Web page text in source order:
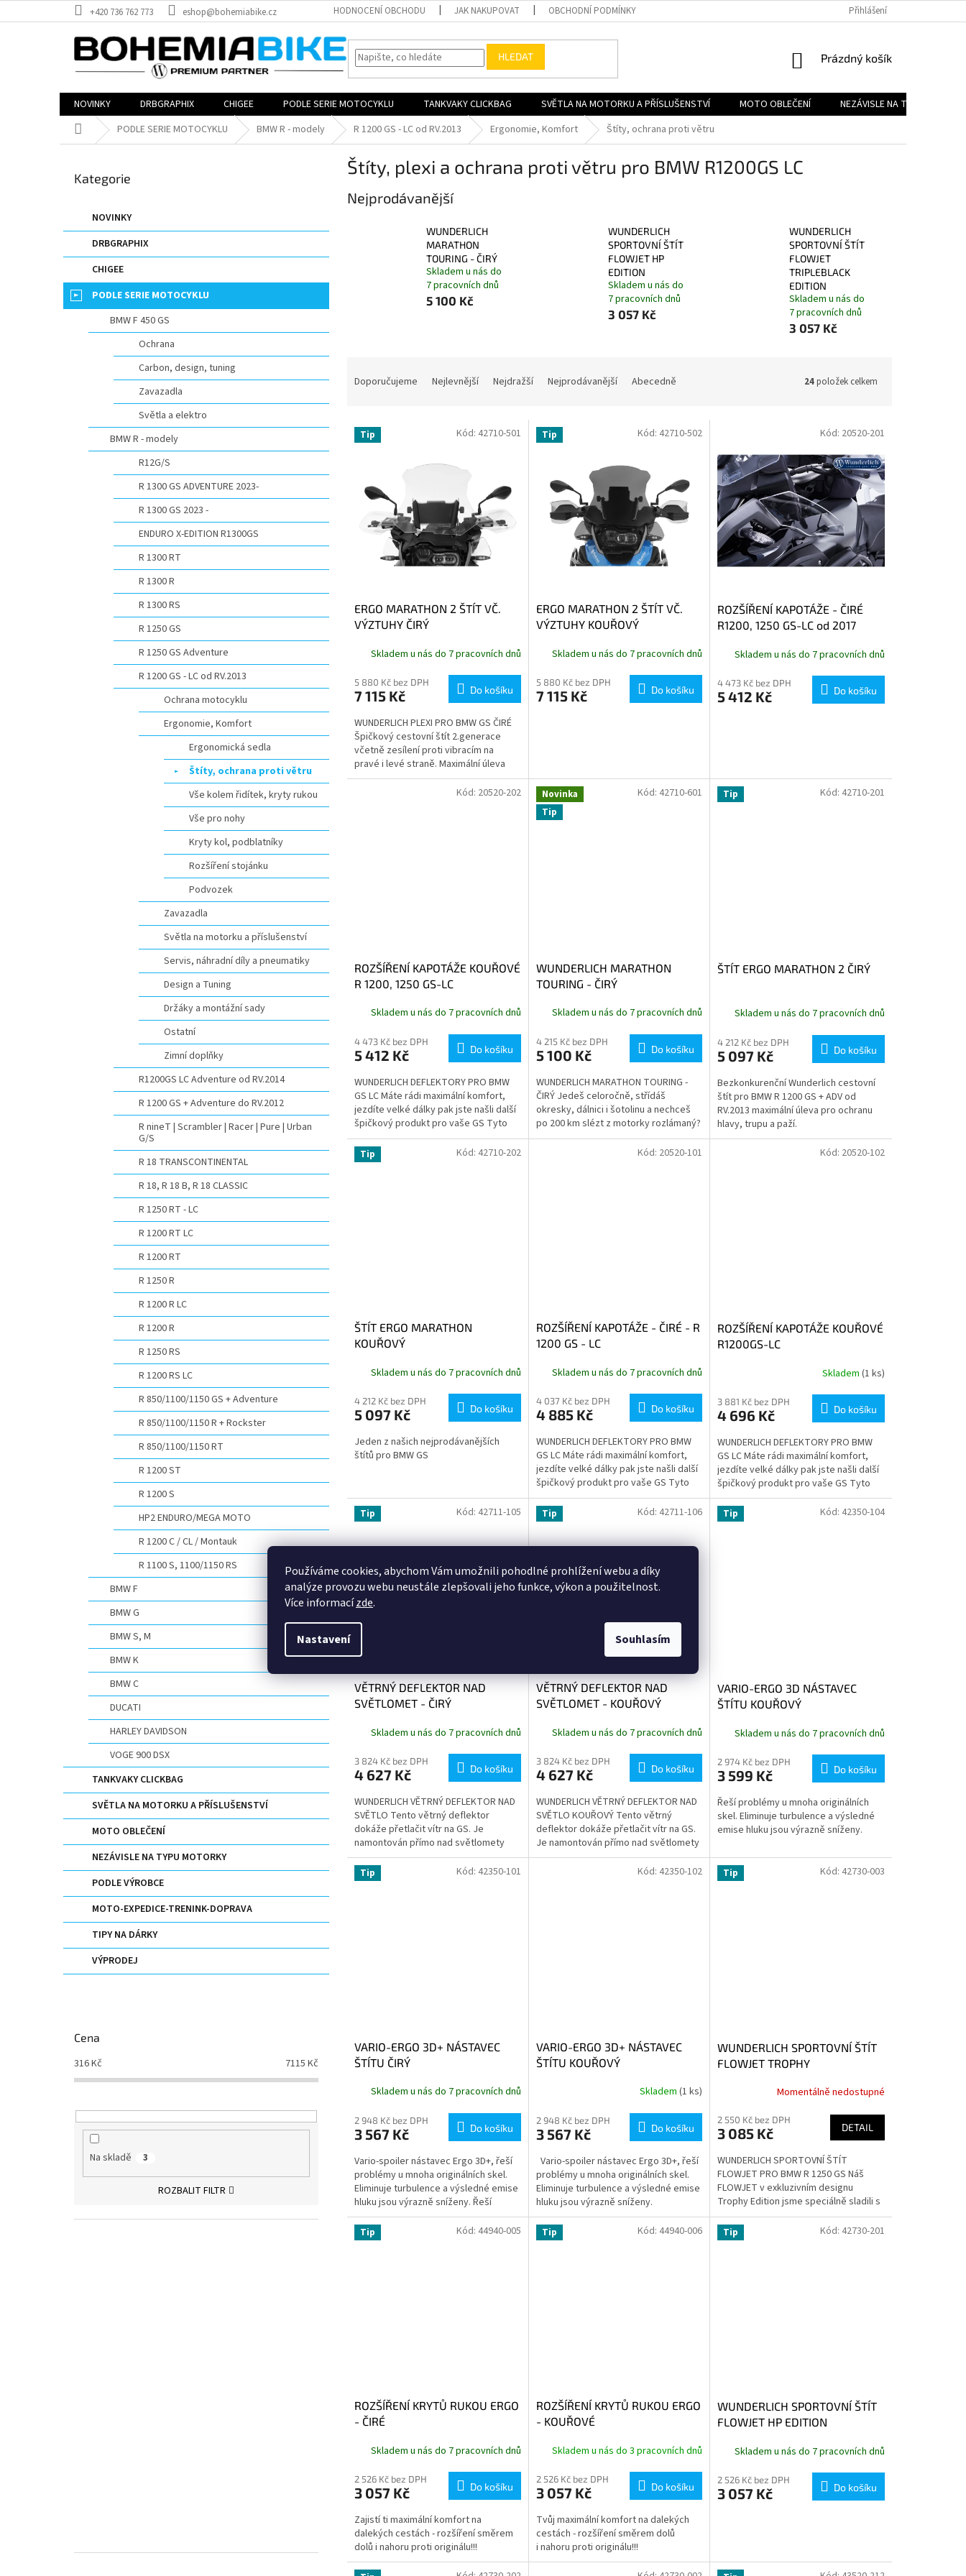
Používáme cookies, abychom Vám umožnili pohodlné prohlížení webu a díky
analýze provozu webu neustále zlepšovali jeho funkce, výkon a použitelnost.
Více informacízde.
Nastavení Souhlasím
na
+420 736 762 773 eshop@bohemiabike.cz HODNOCENÍ OBCHODU JAK NAKUPOVAT OBCHODNÍ PODMÍNKY REKLAMAČNÍ ŘÁD
Přihlášení
HLEDAT
NÁKUPNÍ
Prázdný košík
NOVINKY DRBGRAPHIX CHIGEE PODLE SERIE MOTOCYKLU TANKVAKY CLICKBAG SVĚTLA NA MOTORKU A PŘÍSLUŠENSTVÍ MOTO OBLEČENÍ
NEZÁVISLE NA TYPU
Domů PODLE SERIE MOTOCYKLU BMW R - modely R 1200 GS - LC od RV.2013 Ergonomie, Komfort Štíty, ochrana proti větru
a
n
a
Přeskočit
Kategorie
NOVINKY
DRBGRAPHIX
CHIGEE
PODLE SERIE MOTOCYKLU
BMW F 450 GS
Ochrana
Carbon, design, tuning
Zavazadla
Světla a elektro
BMW R - modely
R12G/S
R 1300 GS ADVENTURE 2023-
R 1300 GS 2023 -
ENDURO X-EDITION R1300GS
R 1300 RT
R 1300 R
R 1300 RS
R 1250 GS
R 1250 GS Adventure
R 1200 GS - LC od RV.2013
Ochrana motocyklu
Ergonomie, Komfort
Ergonomická sedla
Štíty, ochrana proti větru
Vše kolem řidítek, kryty rukou
Vše pro nohy
Kryty kol, podblatníky
Rozšíření stojánku
Podvozek
Zavazadla
Světla na motorku a příslušenství
Servis, náhradní díly a pneumatiky
Design a Tuning
Držáky a montážní sady
Ostatní
Zimní doplňky
R1200GS LC Adventure od RV.2014
R 1200 GS + Adventure do RV.2012
R nineT | Scrambler | Racer | Pure | Urban
G/S
R 18 TRANSCONTINENTAL
R 18, R 18 B, R 18 CLASSIC
R 1250 RT - LC
R 1200 RT LC
R 1200 RT
R 1250 R
R 1200 R LC
R 1200 R
R 1250 RS
R 1200 RS LC
R 850/1100/1150 GS + Adventure
R 850/1100/1150 R + Rockster
R 850/1100/1150 RT
R 1200 ST
R 1200 S
HP2 ENDURO/MEGA MOTO
R 1200 C / CL / Montauk
R 1100 S, 1100/1150 RS
BMW F
BMW G
BMW S, M
BMW K
BMW C
DUCATI
HARLEY DAVIDSON
VOGE 900 DSX
TANKVAKY CLICKBAG
SVĚTLA NA MOTORKU A PŘÍSLUŠENSTVÍ
MOTO OBLEČENÍ
NEZÁVISLE NA TYPU MOTORKY
PODLE VÝROBCE
MOTO-EXPEDICE-TRENINK-DOPRAVA
TIPY NA DÁRKY
VÝPRODEJ
Cena
316Kč 7115 Kč
Na skladě 3
ROZBALIT FILTR
Štíty, plexi a ochrana proti větru pro BMW R1200GS LC
Nejprodávanější
WUNDERLICH
MARATHON
TOURING - ČIRÝ
Skladem u nás do
7 pracovních dnů
5 100 Kč
WUNDERLICH
SPORTOVNÍ ŠTÍT
FLOWJET HP
EDITION
Skladem u nás do
7 pracovních dnů
3 057 Kč
WUNDERLICH
SPORTOVNÍ ŠTÍT
FLOWJET
TRIPLEBLACK
EDITION
Skladem u nás do
7 pracovních dnů
3 057 Kč
n
Doporučujeme Nejlevnější Nejdražší Nejprodávanější Abecedně 24položek celkem
V Tip
ERGO MARATHON 2 ŠTÍT VČ.
VÝZTUHY ČIRÝ
Skladem u nás do 7 pracovních dnů
5 880 Kč bez DPH
7 115 Kč Do košíku
WUNDERLICH PLEXI PRO BMW GS ČIRÉ
Špičkový cestovní štít 2.generace
včetně zesílení proti vibracím na
pravé i levé straně. Maximální úleva
pro ochranu hlavy, trupu...
Kód: 42710-501 Tip
ERGO MARATHON 2 ŠTÍT VČ.
VÝZTUHY KOUŘOVÝ
Skladem u nás do 7 pracovních dnů
5 880 Kč bez DPH
7 115 Kč Do košíku
Kód: 42710-502
ROZŠÍŘENÍ KAPOTÁŽE - ČIRÉ
R1200, 1250 GS-LC od 2017
Skladem u nás do 7 pracovních dnů
4 473 Kč bez DPH
5 412 Kč Do košíku
Kód: 20520-201
ROZŠÍŘENÍ KAPOTÁŽE KOUŘOVÉ
R 1200, 1250 GS-LC
Skladem u nás do 7 pracovních dnů
4 473 Kč bez DPH
5 412 Kč Do košíku
WUNDERLICH DEFLEKTORY PRO BMW
GS LC Máte rádi maximální komfort,
jezdíte velké dálky pak jste našli další
špičkový produkt pro vaše GS Tyto
větrolamy pro R 1200 GS LC jsou...
Kód: 20520-202
Novinka
Tip
WUNDERLICH MARATHON
TOURING - ČIRÝ
Skladem u nás do 7 pracovních dnů
4 215 Kč bez DPH
5 100 Kč Do košíku
WUNDERLICH MARATHON TOURING -
ČIRÝ Jedeš celoročně, střídáš
okresky, dálnici i šotolinu a nechceš
po 200 km slézt z motorky rozlámaný?
Přesně pro tohle vzniklo Wunderlich...
Kód: 42710-601 Tip
ŠTÍT ERGO MARATHON 2 ČIRÝ
Skladem u nás do 7 pracovních dnů
4 212 Kč bez DPH
5 097 Kč Do košíku
Bezkonkurenční Wunderlich cestovní
štít pro BMW R 1200 GS + ADV od
RV.2013 maximální úleva pro ochranu
hlavy, trupu a paží.
Kód: 42710-201
Tip
ŠTÍT ERGO MARATHON
KOUŘOVÝ
Skladem u nás do 7 pracovních dnů
4 212 Kč bez DPH
5 097 Kč Do košíku
Jeden z našich nejprodávanějších
štítů pro BMW GS
Kód: 42710-202
ROZŠÍŘENÍ KAPOTÁŽE - ČIRÉ - R
1200 GS - LC
Skladem u nás do 7 pracovních dnů
4 037 Kč bez DPH
4 885 Kč Do košíku
WUNDERLICH DEFLEKTORY PRO BMW
GS LC Máte rádi maximální komfort,
jezdíte velké dálky pak jste našli další
špičkový produkt pro vaše GS Tyto
větrolamy pro R 1200 GS LC jsou...
Kód: 20520-101
ROZŠÍŘENÍ KAPOTÁŽE KOUŘOVÉ
R1200GS-LC
Skladem (1 ks)
3 881 Kč bez DPH
4 696 Kč Do košíku
WUNDERLICH DEFLEKTORY PRO BMW
GS LC Máte rádi maximální komfort,
jezdíte velké dálky pak jste našli další
špičkový produkt pro vaše GS Tyto
větrolamy pro R 1200 GS LC jsou...
Kód: 20520-102
Tip
VĚTRNÝ DEFLEKTOR NAD
SVĚTLOMET - ČIRÝ
Skladem u nás do 7 pracovních dnů
3 824 Kč bez DPH
4 627 Kč Do košíku
WUNDERLICH VĚTRNÝ DEFLEKTOR NAD
SVĚTLO Tento větrný deflektor
dokáže přetlačit vítr na GS. Je
namontován přímo nad světlomety
a tím účinně uzavírá mezery mezi
světlomety...
Kód: 42711-105 Tip
VĚTRNÝ DEFLEKTOR NAD
SVĚTLOMET - KOUŘOVÝ
Skladem u nás do 7 pracovních dnů
3 824 Kč bez DPH
4 627 Kč Do košíku
WUNDERLICH VĚTRNÝ DEFLEKTOR NAD
SVĚTLO KOUŘOVÝ Tento větrný
deflektor dokáže přetlačit vítr na GS.
Je namontován přímo nad světlomety
a tím účinně uzavírá mezery mezi...
Kód: 42711-106 Tip
VARIO-ERGO 3D NÁSTAVEC
ŠTÍTU KOUŘOVÝ
Skladem u nás do 7 pracovních dnů
2 974 Kč bez DPH
3 599 Kč Do košíku
Řeší problémy u mnoha originálních
skel. Eliminuje turbulence a výsledné
emise hluku jsou výrazně sníženy.
Kód: 42350-104
Tip
VARIO-ERGO 3D+ NÁSTAVEC
ŠTÍTU ČIRÝ
Skladem u nás do 7 pracovních dnů
2 948 Kč bez DPH
3 567 Kč Do košíku
Vario-spoiler nástavec Ergo 3D+, řeší
problémy u mnoha originálních skel.
Eliminuje turbulence a výsledné emise
hluku jsou výrazně sníženy. Řeší
problémy u mnoha...
Kód: 42350-101
VARIO-ERGO 3D+ NÁSTAVEC
ŠTÍTU KOUŘOVÝ
Skladem(1 ks)
2 948 Kč bez DPH
3 567 Kč Do košíku
Vario-spoiler nástavec Ergo 3D+, řeší
problémy u mnoha originálních skel.
Eliminuje turbulence a výsledné emise
hluku jsou výrazně sníženy.
Kód: 42350-102 Tip
WUNDERLICH SPORTOVNÍ ŠTÍT
FLOWJET TROPHY
Momentálně nedostupné
2 550 Kč bez DPH
3 085 Kč DETAIL
WUNDERLICH SPORTOVNÍ ŠTÍT
FLOWJET PRO BMW R 1250 GS Náš
FLOWJET v exkluzivním designu
Trophy Edition jsme speciálně sladili s
designem Trophy-GS v barvách
gravity blue, white a...
Kód: 42730-003
Tip
ROZŠÍŘENÍ KRYTŮ RUKOU ERGO
- ČIRÉ
Skladem u nás do 7 pracovních dnů
2 526 Kč bez DPH
3 057 Kč Do košíku
Zajistí ti maximální komfort na
dalekých cestách - rozšíření směrem
dolů i nahoru proti originálu!!!
Kód: 44940-005 Tip
ROZŠÍŘENÍ KRYTŮ RUKOU ERGO
- KOUŘOVÉ
Skladem u nás do 3 pracovních dnů
2 526 Kč bez DPH
3 057 Kč Do košíku
Tvůj maximální komfort na dalekých
cestách - rozšíření směrem dolů
i nahoru proti originálu!!!
Kód: 44940-006 Tip
WUNDERLICH SPORTOVNÍ ŠTÍT
FLOWJET HP EDITION
Skladem u nás do 7 pracovních dnů
2 526 Kč bez DPH
3 057 Kč Do košíku
Kód: 42730-201